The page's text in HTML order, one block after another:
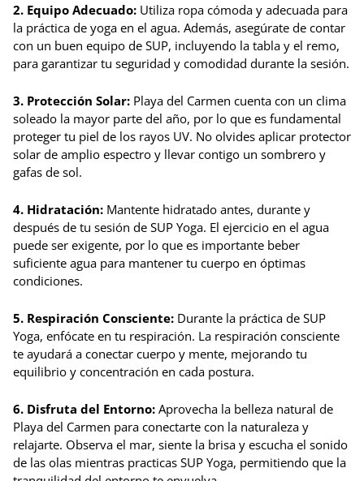
2. Equipo Adecuado: Utiliza ropa cómoda y adecuada para
la práctica de yoga en el agua. Además, asegúrate de contar
con un buen equipo de SUP, incluyendo la tabla y el remo,
para garantizar tu seguridad y comodidad durante la sesión.
3. Protección Solar: Playa del Carmen cuenta con un clima
soleado la mayor parte del año, por lo que es fundamental
proteger tu piel de los rayos UV. No olvides aplicar protector
solar de amplio espectro y llevar contigo un sombrero y
gafas de sol.
4. Hidratación: Mantente hidratado antes, durante y
después de tu sesión de SUP Yoga. El ejercicio en el agua
puede ser exigente, por lo que es importante beber
suficiente agua para mantener tu cuerpo en óptimas
condiciones.
5. Respiración Consciente: Durante la práctica de SUP
Yoga, enfócate en tu respiración. La respiración consciente
te ayudará a conectar cuerpo y mente, mejorando tu
equilibrio y concentración en cada postura.
6. Disfruta del Entorno: Aprovecha la belleza natural de
Playa del Carmen para conectarte con la naturaleza y
relajarte. Observa el mar, siente la brisa y escucha el sonido
de las olas mientras practicas SUP Yoga, permitiendo que la